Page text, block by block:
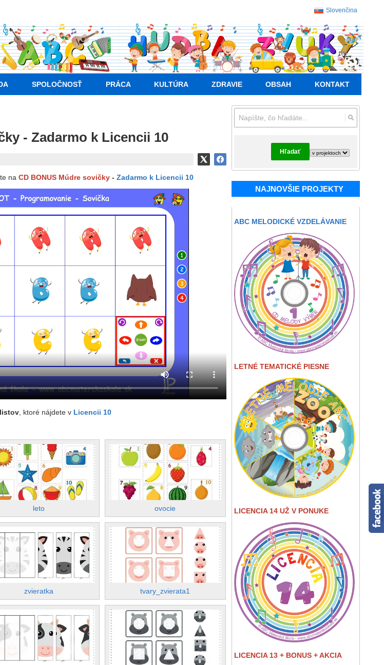
Slovenčina
SPOLOČNOSŤ PRÁCA KULTÚRA ZDRAVIE OBSAH KONTAKT
Hľadať
NAJNOVŠIE PROJEKTY
ABC MELODICKÉ VZDELÁVANIE
LETNÉ TEMATICKÉ PIESNE
LICENCIA 14 UŽ V PONUKE
LICENCIA 13 + BONUS + AKCIA
- Zadarmo k Licencii 10
na CD BONUS Múdre sovičky - Zadarmo k Licencii 10
, ktoré nájdete v Licencii 10
leto ovocie
zvieratka tvary_zvierata1